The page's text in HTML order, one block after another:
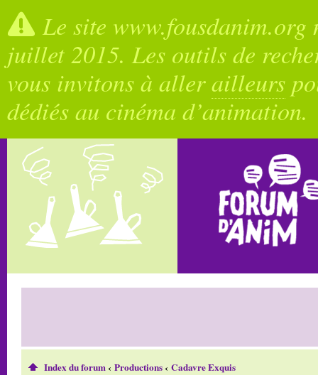
Le site
juillet 2015. Les outils de
vous invitons à allerailleurs
dédiés au cinéma d’animation.
Index du forum‹ Productions‹ Cadavre Exquis